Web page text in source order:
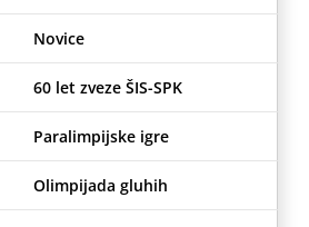
Novice
60 let zveze ŠIS-SPK
Paralimpijske igre
Olimpijada gluhih